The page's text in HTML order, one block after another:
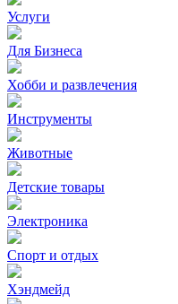
Услуги
Для Бизнеса
Хобби и развлечения
Инструменты
Животные
Детские товары
Электроника
Спорт и отдых
Хэндмейд